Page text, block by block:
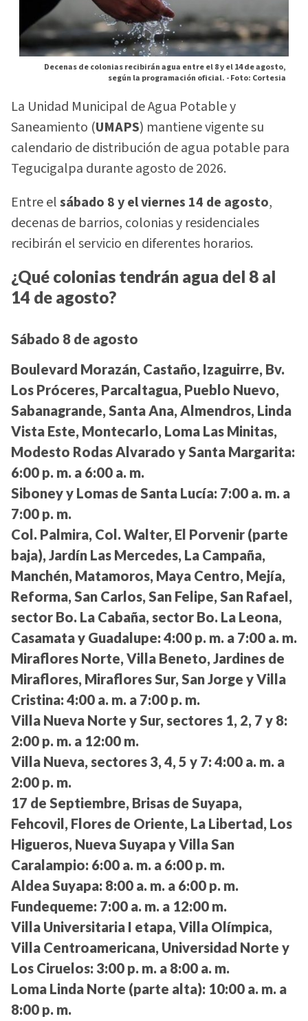
Decenas de colonias recibirán agua entre el 8 y el 14 de agosto,
según la programación oficial. -Foto: Cortesia
La Unidad Municipal de Agua Potable y
Saneamiento (UMAPS) mantiene vigente su
calendario de distribución de agua potable para
Tegucigalpa durante agosto de 2026.
Entre elsábado 8 y el viernes 14 de agosto,
decenas de barrios, colonias y residenciales
recibirán el servicio en diferentes horarios.
¿Qué colonias tendrán agua del 8 al
14 de agosto?
Sábado 8 de agosto
Boulevard Morazán, Castaño, Izaguirre, Bv.
Los Próceres, Parcaltagua, Pueblo Nuevo,
Sabanagrande, Santa Ana, Almendros, Linda
Vista Este, Montecarlo, Loma Las Minitas,
Modesto Rodas Alvarado y Santa Margarita:
6:00 p. m. a 6:00 a. m.
Siboney y Lomas de Santa Lucía: 7:00 a. m. a
7:00 p. m.
Col. Palmira, Col. Walter, El Porvenir (parte
baja), Jardín Las Mercedes, La Campaña,
Manchén, Matamoros, Maya Centro, Mejía,
Reforma, San Carlos, San Felipe, San Rafael,
sector Bo. La Cabaña, sector Bo. La Leona,
Casamata y Guadalupe: 4:00 p. m. a 7:00 a. m.
Miraflores Norte, Villa Beneto, Jardines de
Miraflores, Miraflores Sur, San Jorge y Villa
Cristina: 4:00 a. m. a 7:00 p. m.
Villa Nueva Norte y Sur, sectores 1, 2, 7 y 8:
2:00 p. m. a 12:00 m.
Villa Nueva, sectores 3, 4, 5 y 7: 4:00 a. m. a
2:00 p. m.
17 de Septiembre, Brisas de Suyapa,
Fehcovil, Flores de Oriente, La Libertad, Los
Higueros, Nueva Suyapa y Villa San
Caralampio: 6:00 a. m. a 6:00 p. m.
Aldea Suyapa: 8:00 a. m. a 6:00 p. m.
Fundequeme: 7:00 a. m. a 12:00 m.
Villa Universitaria I etapa, Villa Olímpica,
Villa Centroamericana, Universidad Norte y
Los Ciruelos: 3:00 p. m. a 8:00 a. m.
Loma Linda Norte (parte alta): 10:00 a. m. a
8:00 p. m.